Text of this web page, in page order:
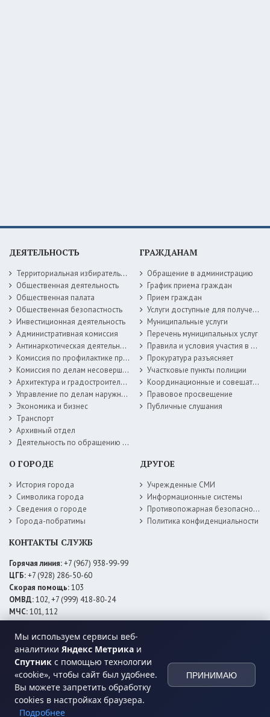
Мы используем сервисы веб-
аналитики Яндекс Метрика и
Спутник с помощью технологии
«cookie», чтобы сайт был удобнее.
Вы можете запретить обработку
cookies в настройках браузера.
Подробнее
ПРИНИМАЮ
ДЕЯТЕЛЬНОСТЬ
Территориальная избирательная комиссия
Общественная деятельность
Общественная палата
Общественная безопастность
Инвестиционная деятельность
Административная комиссия
Антинаркотическая деятельность
Комиссия по профилактике правонарушений
Комиссия по делам несовершеннолетних
Архитектура и градостроительство
Управление по делам наружной рекламы
Экономика и бизнес
Транспорт
Архивный отдел
Деятельность по обращению с животными без владельцев
ГРАЖДАНАМ
Обращение в администрацию
График приема граждан
Прием граждан
Услуги доступные для получения в электронной форме
Муниципальные услуги
Перечень муниципальных услуг
Правила и условия участия в жилищных программах
Прокуратура разъясняет
Участковые пункты полиции
Координационные и совещательные органы
Правовое просвещение
Публичные слушания
О ГОРОДЕ
История города
Символика города
Сведения о городе
Города-побратимы
ДРУГОЕ
Учрежденные СМИ
Информационные системы
Противопожарная безопасность
Политика конфиденциальности
КОНТАКТЫ СЛУЖБ
Горячая линия:+7 (967) 938-99-99
ЦГБ:+7 (928) 286-50-60
Скорая помощь:103
ОМВД:102, +7 (999) 418-80-24
МЧС:101, 112
ЕДДС:+7 (928) 576-09-83
Электросети:+7 (800) 220-02-20
Даггаз:+7 (928) 980-64-04
Горводоснаб: +7 (928) 559-59-74
Теплоснаб: +7 (928) 873-27-09
МФЦ:+7 (938) 777-82-44
© 2026 Администрация